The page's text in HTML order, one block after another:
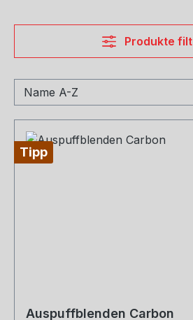
Produkte
Tipp
Auspuffblenden Carbon